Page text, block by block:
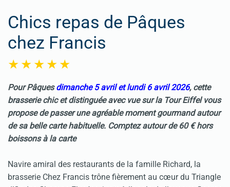
Chics repas de Pâques
chez Francis
PourPâques dimanche 5 avril et lundi 6 avril 2026, cette
brasserie chic et distinguée avec vue sur la Tour Eiffel vous
propose de passer une agréable moment gourmand autour
de sa belle carte habituelle. Comptez autour de 60 € hors
boissons à la carte
Navire amiral des restaurants de la famille Richard, la
brasserie Chez Francis trône fièrement au cœur du Triangle